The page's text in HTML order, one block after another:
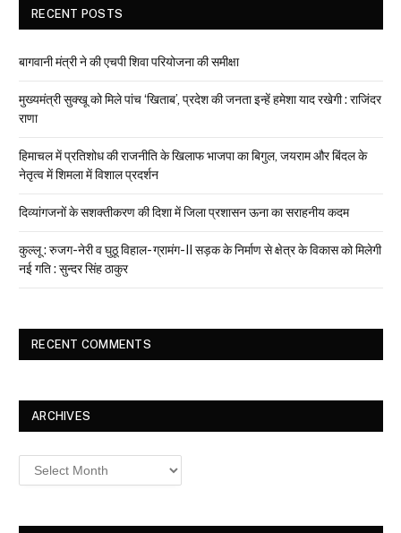
RECENT POSTS
बागवानी मंत्री ने की एचपी शिवा परियोजना की समीक्षा
मुख्यमंत्री सुक्खू को मिले पांच ‘खिताब’, प्रदेश की जनता इन्हें हमेशा याद रखेगी : राजिंदर
राणा
हिमाचल में प्रतिशोध की राजनीति के खिलाफ भाजपा का बिगुल, जयराम और बिंदल के
नेतृत्व में शिमला में विशाल प्रदर्शन
दिव्यांगजनों के सशक्तीकरण की दिशा में जिला प्रशासन ऊना का सराहनीय कदम
कुल्लू : रुजग-नेरी व घुठू विहाल- ग्रामंग-II सड़क के निर्माण से क्षेत्र के विकास को मिलेगी
नई गति : सुन्दर सिंह ठाकुर
RECENT COMMENTS
ARCHIVES
Archives